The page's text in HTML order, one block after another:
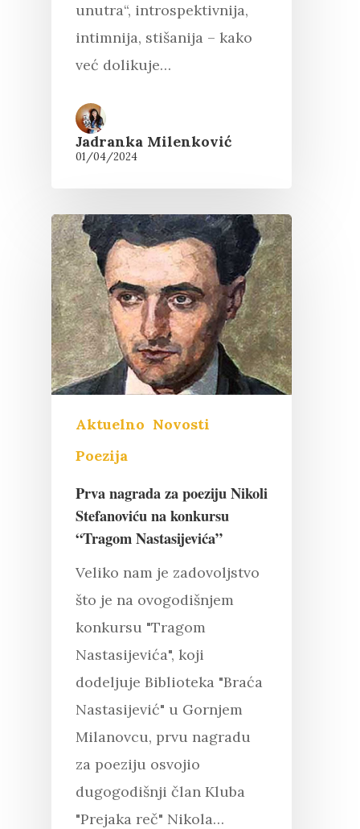
unutra“, introspektivnija,
intimnija, stišanija – kako
već dolikuje…
Jadranka Milenković
01/04/2024
Aktuelno Novosti
Poezija
Prva nagrada za poeziju Nikoli
Stefanoviću na konkursu
“Tragom Nastasijevića”
Veliko nam je zadovoljstvo
što je na ovogodišnjem
konkursu "Tragom
Nastasijevića", koji
dodeljuje Biblioteka "Braća
Nastasijević" u Gornjem
Milanovcu, prvu nagradu
za poeziju osvojio
dugogodišnji član Kluba
"Prejaka reč" Nikola…